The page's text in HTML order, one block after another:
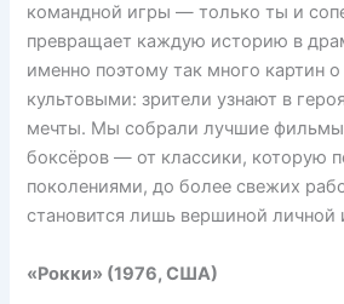
командной игры — только ты и
превращает каждую историю в
именно поэтому так много картин
культовыми: зрители узнают в
мечты. Мы собрали лучшие фильмы
боксёров — от классики, которую
поколениями, до более свежих
становится лишь вершиной личной
«Рокки» (1976, США)